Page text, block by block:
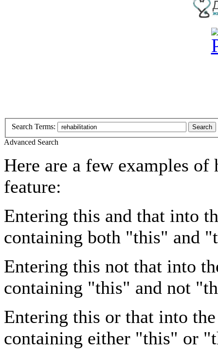
Search Terms: Search
Advanced Search
Here are a few examples of
feature:
Entering this and that into
containing both "this" and
Entering this not that into
containing "this" and not
Entering this or that into
containing either "this" or